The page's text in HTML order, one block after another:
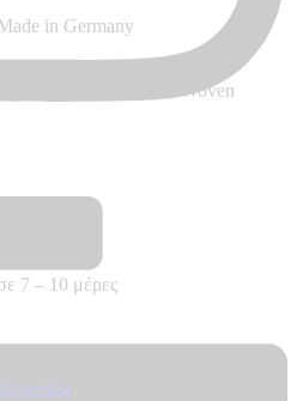
in Germany
Vinyl, Vlies – Non Woven
7 – 10 μέρες